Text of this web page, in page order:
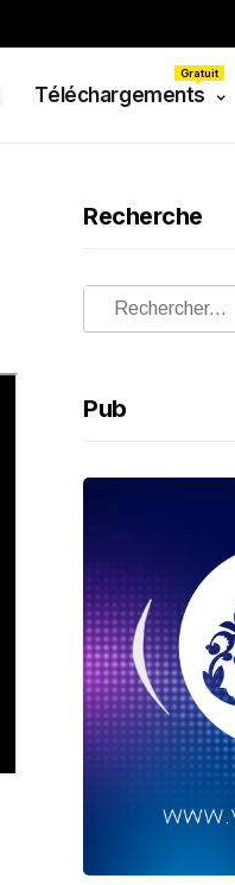
Téléchargements
Gratuit
Recherche
Pub